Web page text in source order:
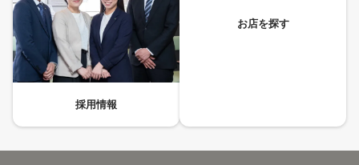
採用情報
お店を探す